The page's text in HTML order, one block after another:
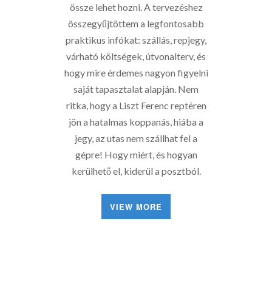
össze lehet hozni. A tervezéshez
összegyűjtöttem a legfontosabb
praktikus infókat: szállás, repjegy,
várható költségek, útvonalterv, és
hogy mire érdemes nagyon figyelni
saját tapasztalat alapján. Nem
ritka, hogy a Liszt Ferenc reptéren
jön a hatalmas koppanás, hiába a
jegy, az utas nem szállhat fel a
gépre! Hogy miért, és hogyan
kerülhető el, kiderül a posztból.
VIEW MORE